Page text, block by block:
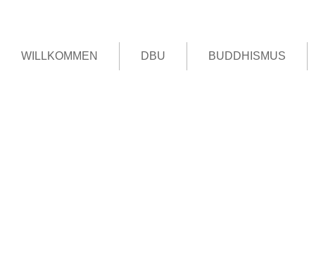
WILLKOMMEN DBU BUDDHISMUS